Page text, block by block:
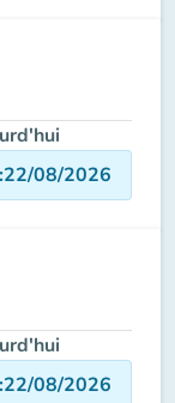
:22/08/2026
:22/08/2026